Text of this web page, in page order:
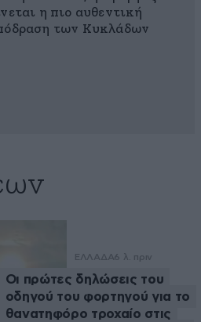
η πιο αυθεντική
των Κυκλάδων
ΕΛΛΑΔΑ6 λ. πριν
Οι πρώτες δηλώσεις του
οδηγού του φορτηγού για το
θανατηφόρο τροχαίο στις